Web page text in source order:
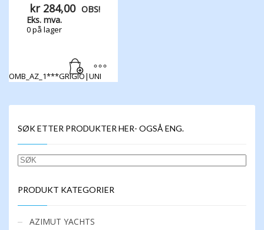
kr284,00 OBS!
Eks. mva.
0 på lager
OMB_AZ_1***GRIGIO|UNI
SØK ETTER PRODUKTER HER- OGSÅ ENG.
SØK
PRODUKT KATEGORIER
AZIMUT YACHTS